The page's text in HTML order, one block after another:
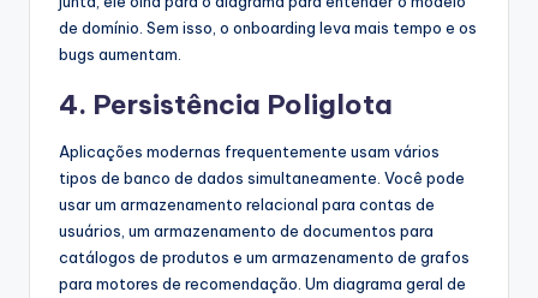
de domínio. Sem isso, o onboarding leva mais tempo e os
bugs aumentam.
4. Persistência Poliglota
Aplicações modernas frequentemente usam vários
tipos de banco de dados simultaneamente. Você pode
usar um armazenamento relacional para contas de
usuários, um armazenamento de documentos para
catálogos de produtos e um armazenamento de grafos
para motores de recomendação. Um diagrama geral de